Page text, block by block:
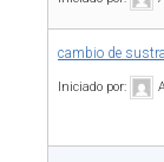
cambio de
Iniciado por: